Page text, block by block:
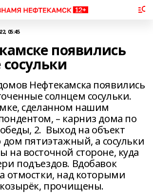
05:45
появились
Нефтекамска появились
солнцем сосульки.
сделанном нашим
– карниз дома по
2. Выход на объект
дом пятиэтажный, а сосульки
на восточной стороне, куда
подъездов. Вдобавок
отмостки, над которыми
козырёк, прочищены.